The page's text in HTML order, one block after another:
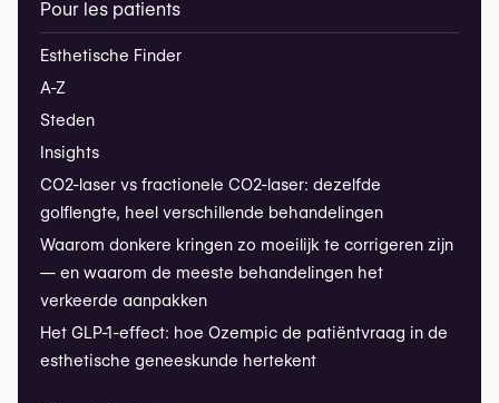
Pour les patients
Esthetische Finder
A-Z
Steden
Insights
CO2-laser vs fractionele CO2-laser: dezelfde
golflengte, heel verschillende behandelingen
Waarom donkere kringen zo moeilijk te corrigeren zijn
— en waarom de meeste behandelingen het
verkeerde aanpakken
Het GLP-1-effect: hoe Ozempic de patiëntvraag in de
esthetische geneeskunde hertekent